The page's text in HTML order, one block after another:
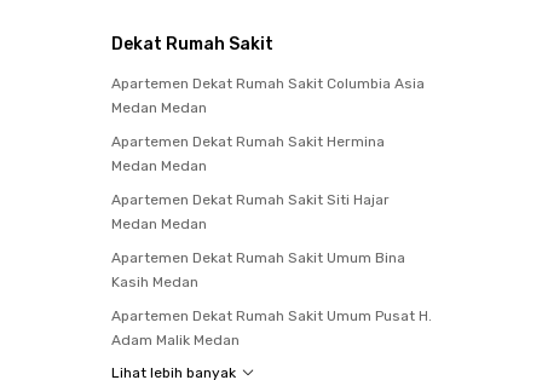
Dekat Rumah Sakit
Apartemen Dekat Rumah Sakit Columbia Asia
Medan Medan
Apartemen Dekat Rumah Sakit Hermina
Medan Medan
Apartemen Dekat Rumah Sakit Siti Hajar
Medan Medan
Apartemen Dekat Rumah Sakit Umum Bina
Kasih Medan
Apartemen Dekat Rumah Sakit Umum Pusat H.
Adam Malik Medan
Lihat lebih banyak